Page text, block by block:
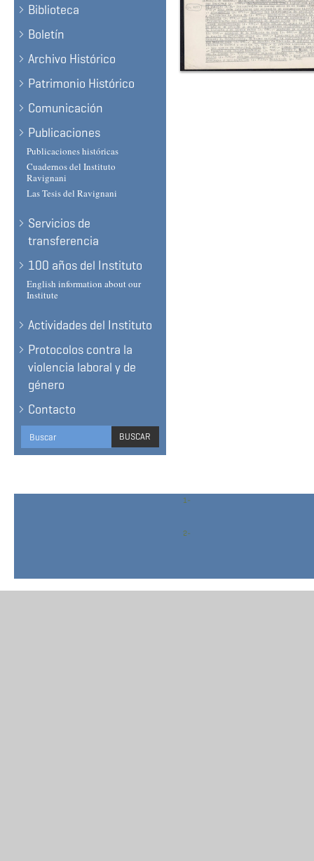
Biblioteca
Boletín
Archivo Histórico
Patrimonio Histórico
Comunicación
Publicaciones
Publicaciones históricas
Cuadernos del Instituto
Ravignani
Las Tesis del Ravignani
Servicios de
transferencia
100 años del Instituto
English information about our
Institute
Actividades del Instituto
Protocolos contra la
violencia laboral y de
género
Contacto
Search
form
BUSCAR
BUSCAR